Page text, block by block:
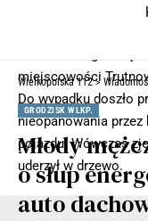
miejscowości
Do wypadku doszło
nieopanowania
pojazdu. Wówczas
uderzył w drzewo.
Wielkopolska 112>
GRODZISK WLKP.
Młody
o słup
auto